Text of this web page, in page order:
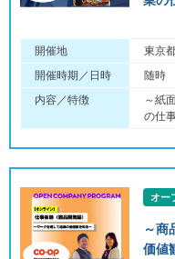
開催地
東京
開催時期／日時
随時
内容／特徴
～紙
の仕
オー
～商
価値